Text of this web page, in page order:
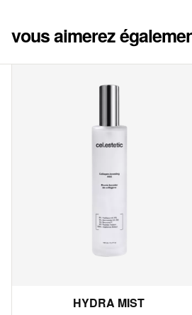
vous aimerez
HYDRA MIST